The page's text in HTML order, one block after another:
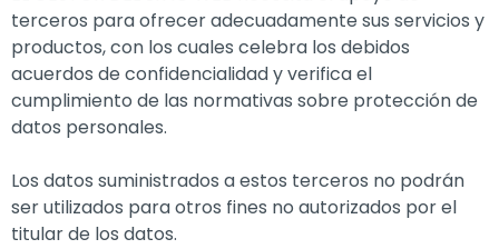
terceros para ofrecer adecuadamente sus servicios y
productos, con los cuales celebra los debidos
acuerdos de confidencialidad y verifica el
cumplimiento de las normativas sobre protección de
datos personales.
Los datos suministrados a estos terceros no podrán
ser utilizados para otros fines no autorizados por el
titular de los datos.